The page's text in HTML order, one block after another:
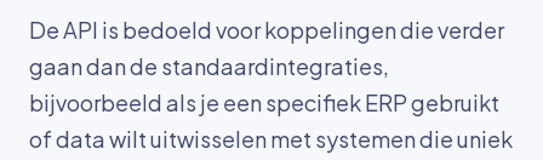
De API is bedoeld voor koppelingen die verder
gaan dan de standaardintegraties,
bijvoorbeeld als je een specifiek ERP gebruikt
of data wilt uitwisselen met systemen die uniek